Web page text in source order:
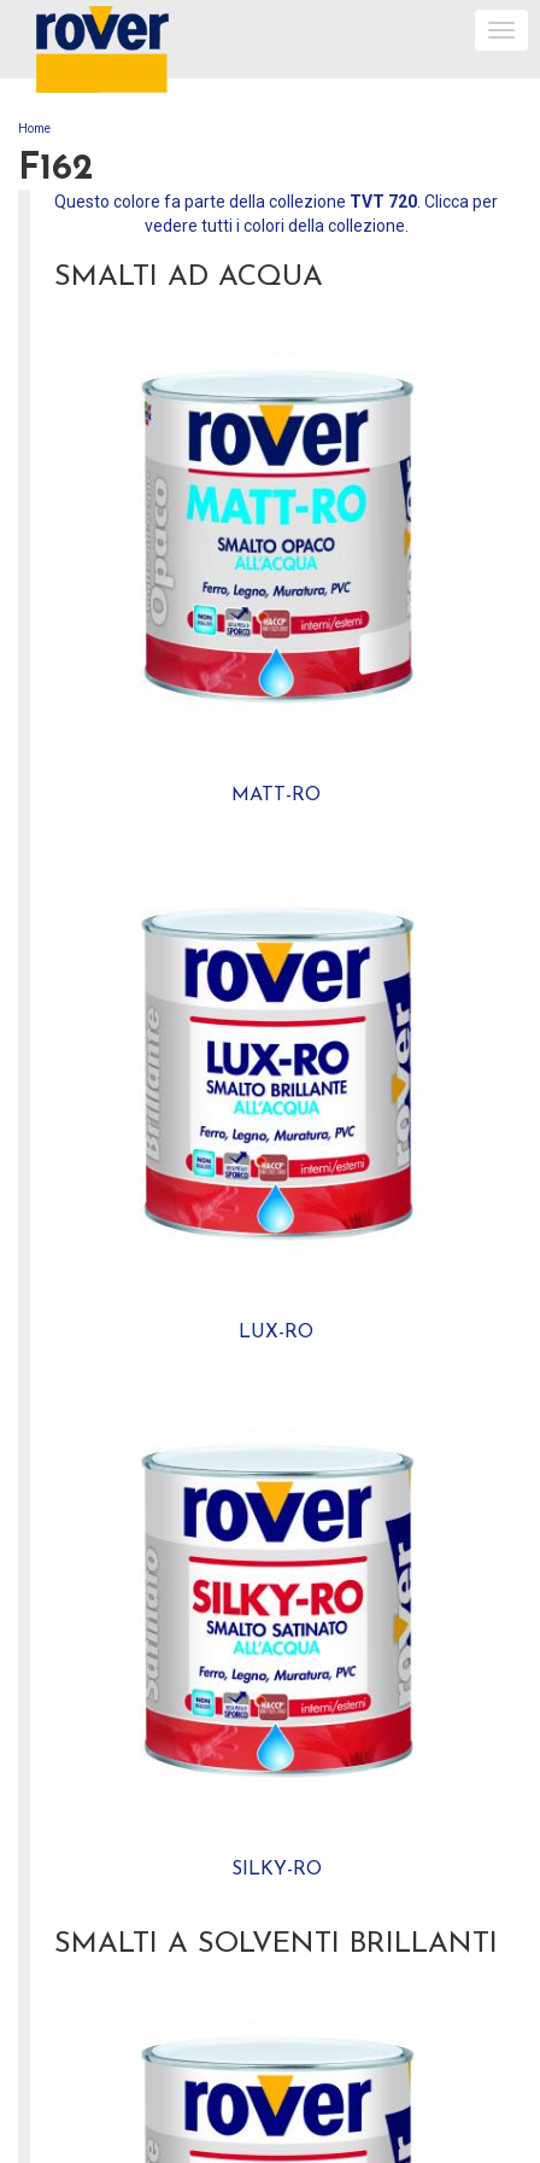
TU SEI QUI
Home
F162
Questo colore fa parte della collezione TVT 720 . Clicca per
vedere tutti i colori della collezione.
SMALTI AD ACQUA
MATT-RO
LUX-RO
SILKY-RO
SMALTI A SOLVENTI BRILLANTI